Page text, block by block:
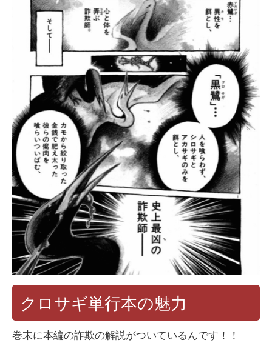
クロサギ単行本の魅力
巻末に本編の詐欺の解説がついているんです！！